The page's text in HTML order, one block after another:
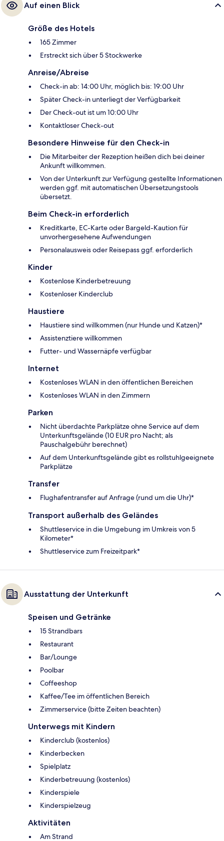
Auf einen Blick
Größe des Hotels
165 Zimmer
Erstreckt sich über 5 Stockwerke
Anreise/Abreise
Check-in ab: 14:00 Uhr, möglich bis: 19:00 Uhr
Später Check-in unterliegt der Verfügbarkeit
Der Check-out ist um 10:00 Uhr
Kontaktloser Check-out
Besondere Hinweise für den Check-in
Die Mitarbeiter der Rezeption heißen dich bei deiner
Ankunft willkommen.
Von der Unterkunft zur Verfügung gestellte Informationen
werden ggf. mit automatischen Übersetzungstools
übersetzt.
Beim Check-in erforderlich
Kreditkarte, EC-Karte oder Bargeld-Kaution für
unvorhergesehene Aufwendungen
Personalausweis oder Reisepass ggf. erforderlich
Kinder
Kostenlose Kinderbetreuung
Kostenloser Kinderclub
Haustiere
Haustiere sind willkommen (nur Hunde und Katzen)*
Assistenztiere willkommen
Futter- und Wassernäpfe verfügbar
Internet
Kostenloses WLAN in den öffentlichen Bereichen
Kostenloses WLAN in den Zimmern
Parken
Nicht überdachte Parkplätze ohne Service auf dem
Unterkunftsgelände (10 EUR pro Nacht; als
Pauschalgebühr berechnet)
Auf dem Unterkunftsgelände gibt es rollstuhlgeeignete
Parkplätze
Transfer
Flughafentransfer auf Anfrage (rund um die Uhr)*
Transport außerhalb des Geländes
Shuttleservice in die Umgebung im Umkreis von 5
Kilometer*
Shuttleservice zum Freizeitpark*
Ausstattung der Unterkunft
Speisen und Getränke
15 Strandbars
Restaurant
Bar/Lounge
Poolbar
Coffeeshop
Kaffee/Tee im öffentlichen Bereich
Zimmerservice (bitte Zeiten beachten)
Unterwegs mit Kindern
Kinderclub (kostenlos)
Kinderbecken
Spielplatz
Kinderbetreuung (kostenlos)
Kinderspiele
Kinderspielzeug
Aktivitäten
Am Strand